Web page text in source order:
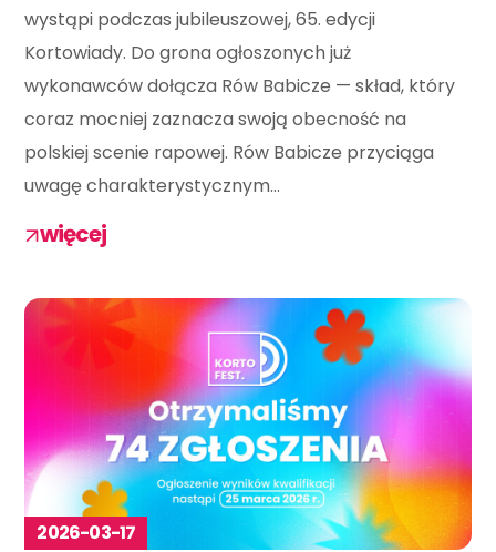
wystąpi podczas jubileuszowej, 65. edycji
Kortowiady. Do grona ogłoszonych już
wykonawców dołącza Rów Babicze — skład, który
coraz mocniej zaznacza swoją obecność na
polskiej scenie rapowej. Rów Babicze przyciąga
uwagę charakterystycznym...
więcej
2026-03-17